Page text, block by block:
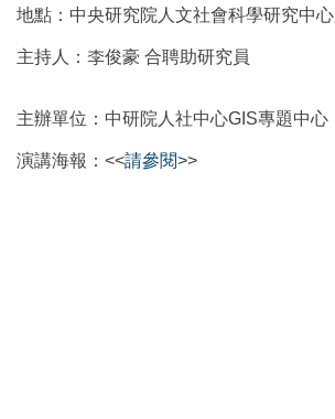
地點：中央研究院人文社會科學研究中
主持人：李俊豪 合聘助研究員
主辦單位：中研院人社中心GIS專題中心
演講海報：<<請參閱>>